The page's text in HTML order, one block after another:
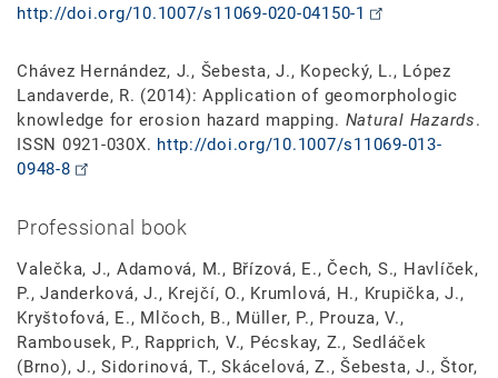
http://doi.org/10.1007/s11069-020-04150-1
Chávez Hernández, J., Šebesta, J., Kopecký, L., López
Landaverde, R. (2014): Application of geomorphologic
knowledge for erosion hazard mapping. Natural Hazards.
ISSN 0921-030X. http://doi.org/10.1007/s11069-013-
0948-8
Professional book
Valečka, J., Adamová, M., Břízová, E., Čech, S., Havlíček,
P., Janderková, J., Krejčí, O., Krumlová, H., Krupička, J.,
Kryštofová, E., Mlčoch, B., Müller, P., Prouza, V.,
Rambousek, P., Rapprich, V., Pécskay, Z., Sedláček
(Brno), J., Sidorinová, T., Skácelová, Z., Šebesta, J., Štor,